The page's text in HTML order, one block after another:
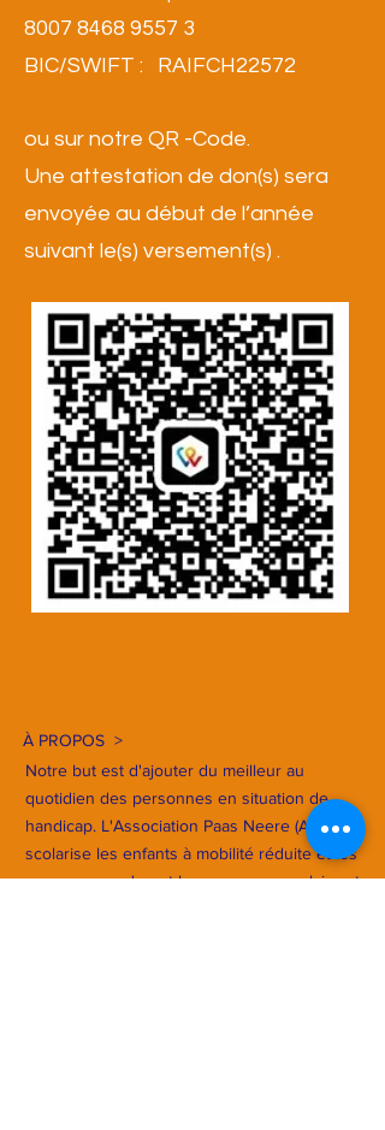
8007 8468 9557 3
BIC/SWIFT : RAIFCH22572
ou sur notre QR -Code.
Une attestation de don(s) sera
envoyée au début de l’année
suivant le(s) versement(s) .
À PROPOS >
Notre but est d'ajouter du meilleur au
quotidien des personnes en situation de
handicap. L'Association Paas Neere (APN)
scolarise les enfants à mobilité réduite et les
accompagne durant leur parcours scolaire et